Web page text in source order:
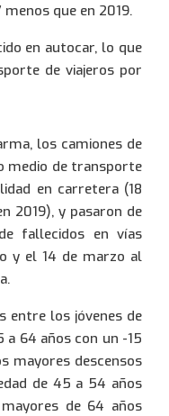
que en 2019.
en autocar, lo que
de viajeros por
los camiones de
medio de transporte
en carretera (18
2019), y pasaron de
fallecidos en vías
y el 14 de marzo al
entre los jóvenes de
a 64 años con un -15
mayores descensos
de 45 a 54 años
de 64 años